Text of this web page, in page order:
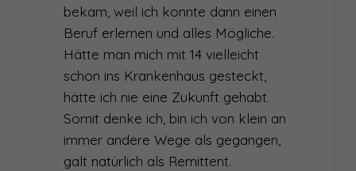
bekam, weil ich konnte dann einen
Beruf erlernen und alles Mögliche.
Hätte man mich mit 14 vielleicht
schon ins Krankenhaus gesteckt,
hätte ich nie eine Zukunft gehabt.
Somit denke ich, bin ich von klein an
immer andere Wege als gegangen,
galt natürlich als Remittent.